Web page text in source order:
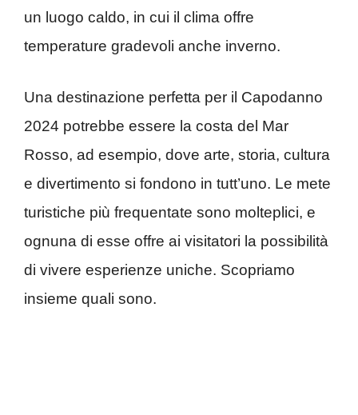
un luogo caldo, in cui il clima offre
temperature gradevoli anche inverno.
Una destinazione perfetta per il Capodanno
2024 potrebbe essere la costa del Mar
Rosso, ad esempio, dove arte, storia, cultura
e divertimento si fondono in tutt’uno. Le mete
turistiche più frequentate sono molteplici, e
ognuna di esse offre ai visitatori la possibilità
di vivere esperienze uniche. Scopriamo
insieme quali sono.